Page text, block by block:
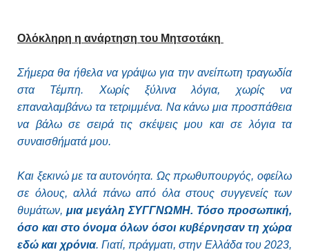
Ολόκληρη η ανάρτηση του Μητσοτάκη
Σήμερα θα ήθελα να γράψω για την ανείπωτη τραγωδία
στα Τέμπη. Χωρίς ξύλινα λόγια, χωρίς να
επαναλαμβάνω τα τετριμμένα. Να κάνω μια προσπάθεια
να βάλω σε σειρά τις σκέψεις μου και σε λόγια τα
συναισθήματά μου.
Και ξεκινώ με τα αυτονόητα. Ως πρωθυπουργός, οφείλω
σε όλους, αλλά πάνω από όλα στους συγγενείς των
θυμάτων, μια μεγάλη ΣΥΓΓΝΩΜΗ. Τόσο προσωπική,
όσο και στο όνομα όλων όσοι κυβέρνησαν τη χώρα
εδώ και χρόνια. Γιατί, πράγματι, στην Ελλάδα του 2023,